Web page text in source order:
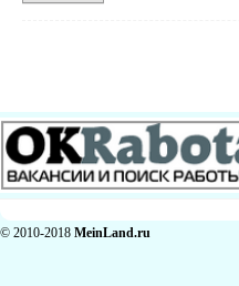
© 2010-2018 MeinLand.ru